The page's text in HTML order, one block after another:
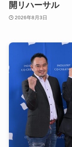
開リハーサル
2026年8月3日